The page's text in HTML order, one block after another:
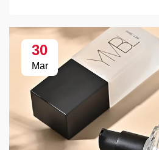
30
Mar